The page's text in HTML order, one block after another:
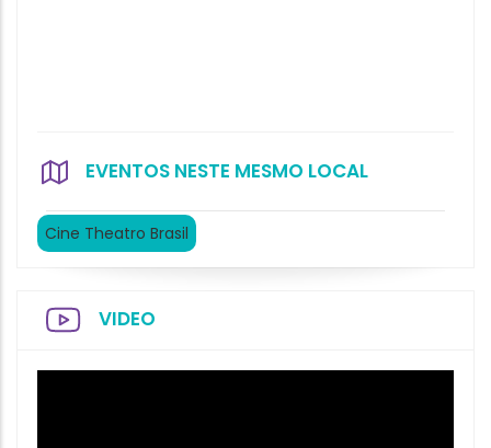
EVENTOS NESTE MESMO LOCAL
Cine Theatro Brasil
VIDEO